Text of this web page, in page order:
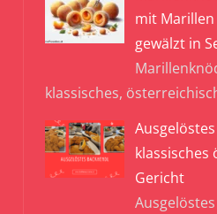
mit Marillen
gewälzt in
klassisches,
klassisches
Gericht